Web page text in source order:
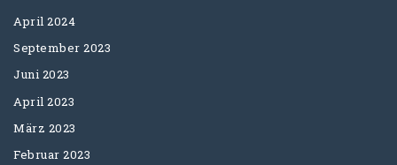
April 2024
September 2023
Juni 2023
April 2023
März 2023
Februar 2023